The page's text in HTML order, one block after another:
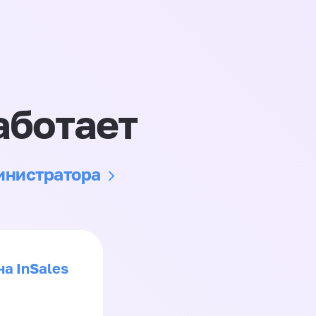
InSales